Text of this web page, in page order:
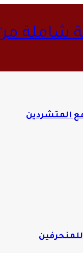
شاملة
المتشردين